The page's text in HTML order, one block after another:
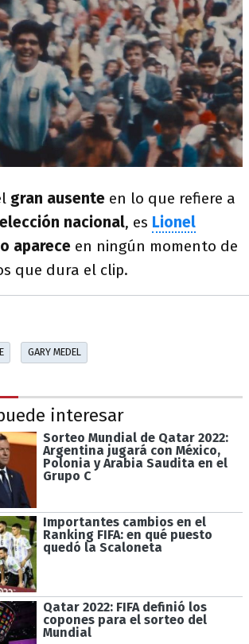
gran ausente en lo que refiere a
nacional, es Lionel
aparece en ningún momento de
que dura el clip.
GARY MEDEL
interesar
Sorteo Mundial de Qatar 2022:
Argentina jugará con México,
Polonia y Arabia Saudita en el
Grupo C
Importantes cambios en el
Ranking FIFA: en qué puesto
quedó la Scaloneta
Qatar 2022: FIFA definió los
copones para el sorteo del
Mundial